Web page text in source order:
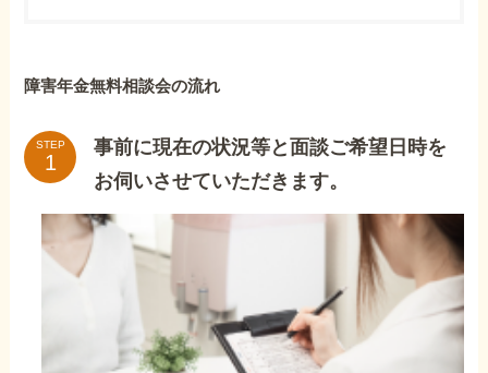
障害年金無料相談会の流れ
STEP
事前に現在の状況等と面談ご希望日時を
お伺いさせていただきます。